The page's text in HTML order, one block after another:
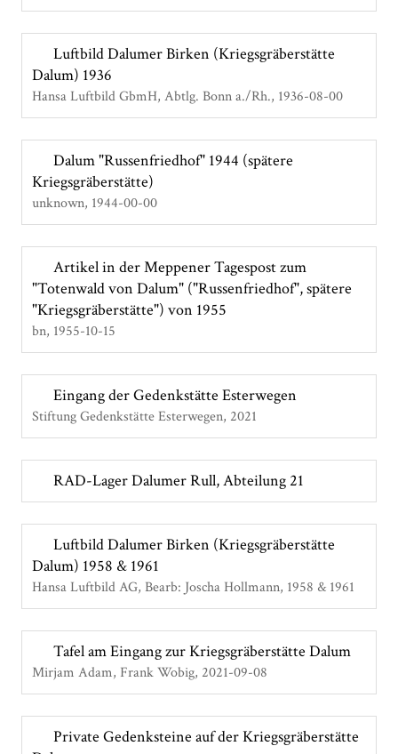
Luftbild Dalumer Birken (Kriegsgräberstätte
Dalum) 1936
Hansa Luftbild GbmH, Abtlg. Bonn a./Rh. 1936-08-00
Dalum "Russenfriedhof" 1944 (spätere
Kriegsgräberstätte)
unknown 1944-00-00
Artikel in der Meppener Tagespost zum
"Totenwald von Dalum" ("Russenfriedhof", spätere
"Kriegsgräberstätte") von 1955
bn 1955-10-15
Eingang der Gedenkstätte Esterwegen
Stiftung Gedenkstätte Esterwegen 2021
RAD-Lager Dalumer Rull, Abteilung 21
Luftbild Dalumer Birken (Kriegsgräberstätte
Dalum) 1958 & 1961
Hansa Luftbild AG, Bearb: Joscha Hollmann 1958 & 1961
Tafel am Eingang zur Kriegsgräberstätte Dalum
Mirjam Adam, Frank Wobig 2021-09-08
Private Gedenksteine auf der Kriegsgräberstätte